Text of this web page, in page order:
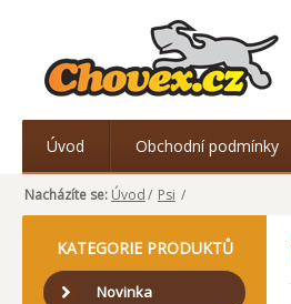
Úvod Obchodní podmínky
Nacházíte se: Úvod/ Psi /
KATEGORIE PRODUKTŮ
Novinka